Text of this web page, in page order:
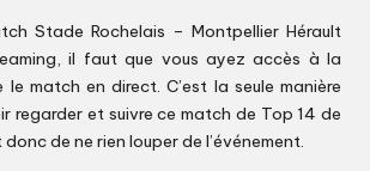
Stade Rochelais – Montpellier Hérault
il faut que vous ayez accès à la
match en direct. C’est la seule manière
regarder et suivre ce match de Top 14 de
de ne rien louper de l’événement.